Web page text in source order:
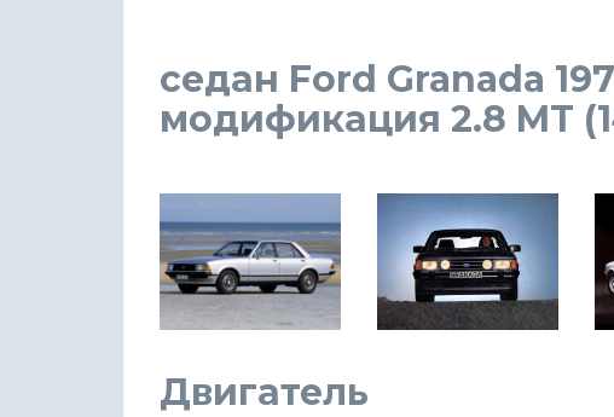
седан Ford Granada
модификация 2.8 MT
Двигатель